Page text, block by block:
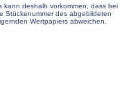
kann deshalb vorkommen, dass bei
Stückenummer des abgebildeten
Wertpapiers abweichen.